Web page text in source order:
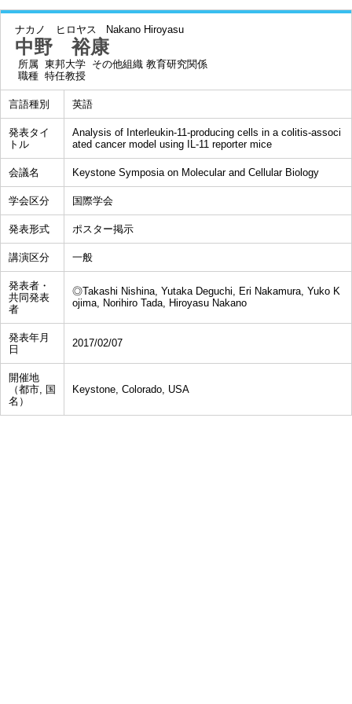
ナカノ ヒロヤス Nakano Hiroyasu
中野 裕康
所属 東邦大学 その他組織 教育研究関係
職種 特任教授
言語種別 英語
発表タイ
トル
Analysis of Interleukin-11-producing cells in a colitis-associ
ated cancer model using IL-11 reporter mice
会議名 Keystone Symposia on Molecular and Cellular Biology
学会区分 国際学会
発表形式 ポスター掲示
講演区分 一般
発表者・
共同発表
者
◎Takashi Nishina, Yutaka Deguchi, Eri Nakamura, Yuko K
ojima, Norihiro Tada, Hiroyasu Nakano
発表年月
日
2017/02/07
開催地
（都市, 国
名）
Keystone, Colorado, USA